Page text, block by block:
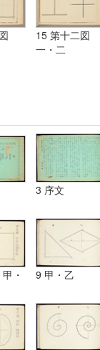
15 第十二図
一・二
3 序文
・
9 甲・乙